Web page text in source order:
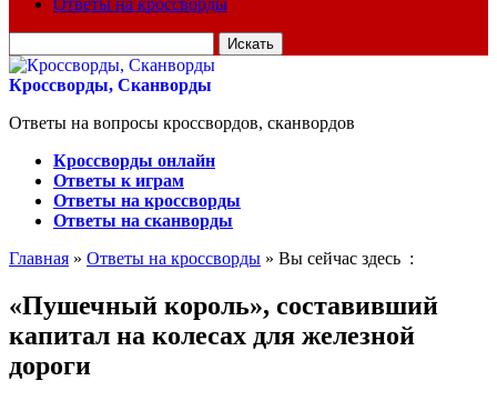
Ответы на кроссворды
для:
Кроссворды, Сканворды
Ответы на вопросы кроссвордов, сканвордов
Кроссворды онлайн
Ответы к играм
Ответы на кроссворды
Ответы на сканворды
Главная » Ответы на кроссворды » Вы сейчас здесь :
«Пушечный король», составивший
капитал на колесах для железной
дороги